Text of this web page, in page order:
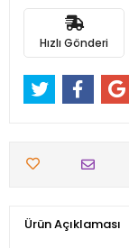
Hızlı Gönderi
Ürün Açıklaması